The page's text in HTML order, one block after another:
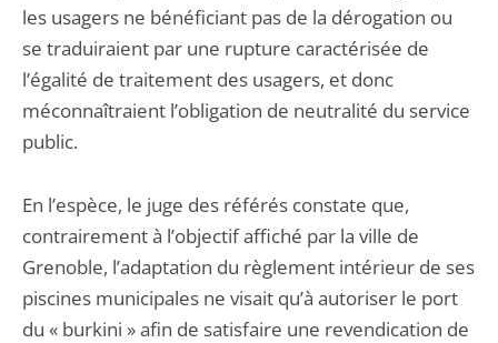
les usagers ne bénéficiant pas de la dérogation ou
se traduiraient par une rupture caractérisée de
l’égalité de traitement des usagers, et donc
méconnaîtraient l’obligation de neutralité du service
public.
En l’espèce, le juge des référés constate que,
contrairement à l’objectif affiché par la ville de
Grenoble, l’adaptation du règlement intérieur de ses
piscines municipales ne visait qu’à autoriser le port
du « burkini » afin de satisfaire une revendication de